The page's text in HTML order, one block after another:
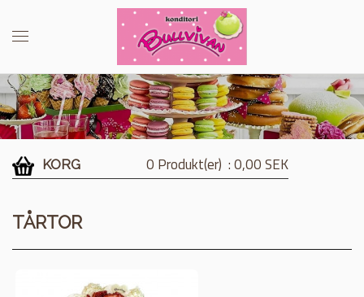
KORG 0 Produkt(er) : 0,00 SEK
TÅRTOR